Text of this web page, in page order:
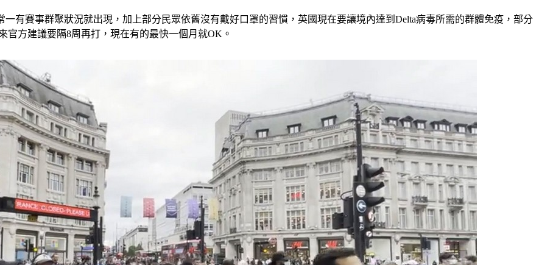
有賽事群聚狀況就出現，加上部分民眾依舊沒有戴好口罩的習慣，英國現在要讓境內達到Delta病毒所需的群體免疫，部分
方建議要隔8周再打，現在有的最快一個月就OK。